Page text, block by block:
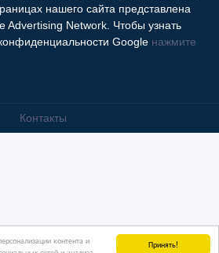
Принять!
контента и
нашего сайта представлена
Advertising Network. Чтобы узнать
Google нажмите
Контакты